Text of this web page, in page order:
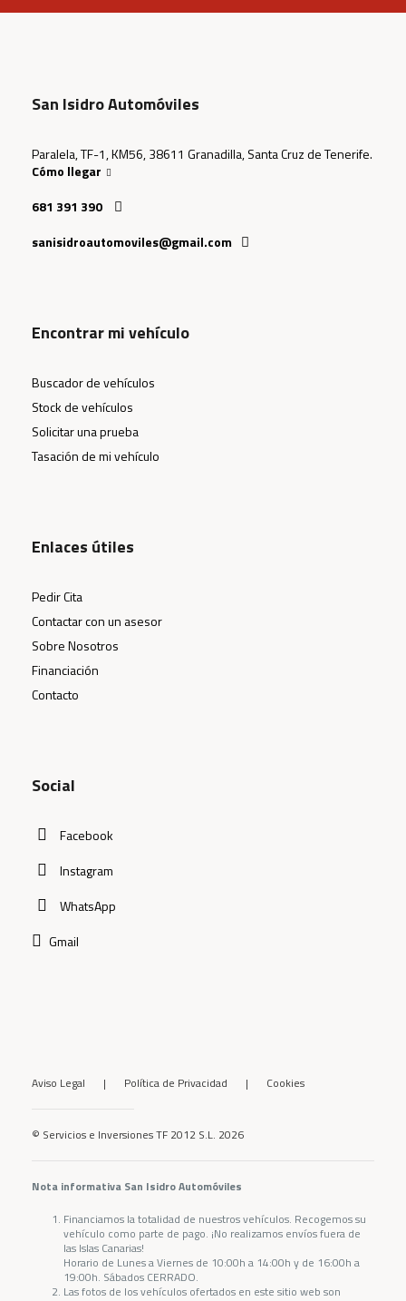
San Isidro Automóviles
Paralela, TF-1, KM56, 38611 Granadilla, Santa Cruz de Tenerife.
Cómo llegar
681 391 390
sanisidroautomoviles@gmail.com
Encontrar mi vehículo
Buscador de vehículos
Stock de vehículos
Solicitar una prueba
Tasación de mi vehículo
Enlaces útiles
Pedir Cita
Contactar con un asesor
Sobre Nosotros
Financiación
Contacto
Social
Facebook
Instagram
WhatsApp
Gmail
Aviso Legal | Política de Privacidad | Cookies
© Servicios e Inversiones TF 2012 S.L. 2026
Nota informativa San Isidro Automóviles
Financiamos la totalidad de nuestros vehículos. Recogemos su
vehículo como parte de pago. ¡No realizamos envíos fuera de
las Islas Canarias!
Horario de Lunes a Viernes de 10:00h a 14:00h y de 16:00h a
19:00h. Sábados CERRADO.
Las fotos de los vehículos ofertados en este sitio web son